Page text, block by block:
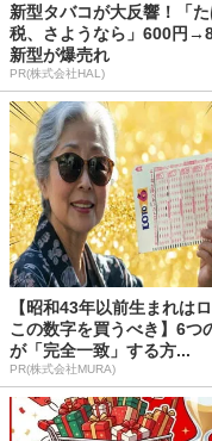
新型タバコが大反響！「た
税、さようなら」600円
新型が爆売れ
PR(株式会社HAL)
【昭和43年以前生まれは
この数字を買うべき】6つ
が「完全一致」する方...
PR(株式会社MURA)